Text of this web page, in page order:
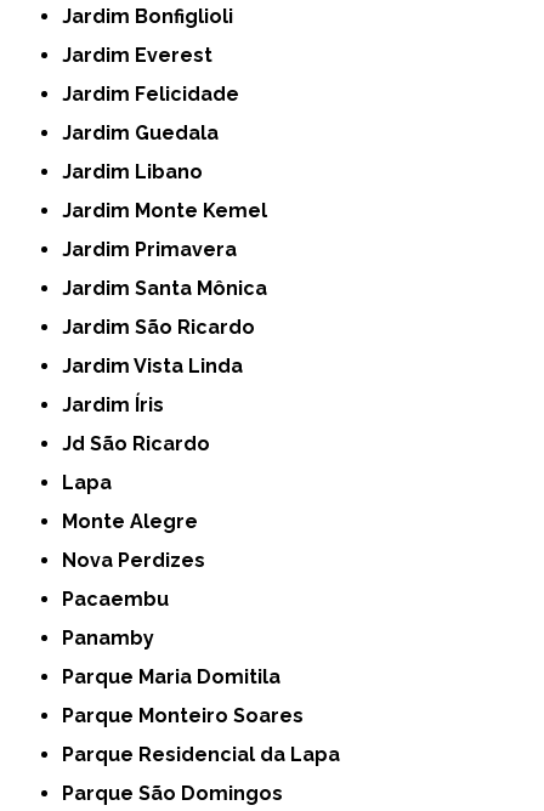
Jardim Bonfiglioli
Jardim Everest
Jardim Felicidade
Jardim Guedala
Jardim Libano
Jardim Monte Kemel
Jardim Primavera
Jardim Santa Mônica
Jardim São Ricardo
Jardim Vista Linda
Jardim Íris
Jd São Ricardo
Lapa
Monte Alegre
Nova Perdizes
Pacaembu
Panamby
Parque Maria Domitila
Parque Monteiro Soares
Parque Residencial da Lapa
Parque São Domingos